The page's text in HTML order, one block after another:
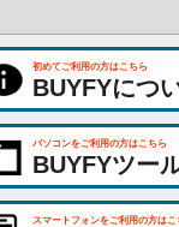
初めてご利用の方はこちら
BUYFYにつ
パソコンをご利用の方はこちら
BUYFYツー
スマートフォンをご利用の方はこ